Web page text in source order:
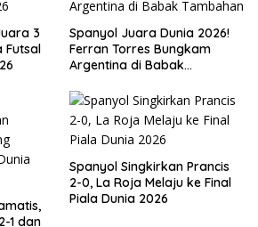
3
Futsal
Spanyol Juara Dunia 2026!
Ferran Torres Bungkam
Argentina di Babak
1 dan
Spanyol Singkirkan Prancis
2-0, La Roja Melaju ke Final
Piala Dunia 2026